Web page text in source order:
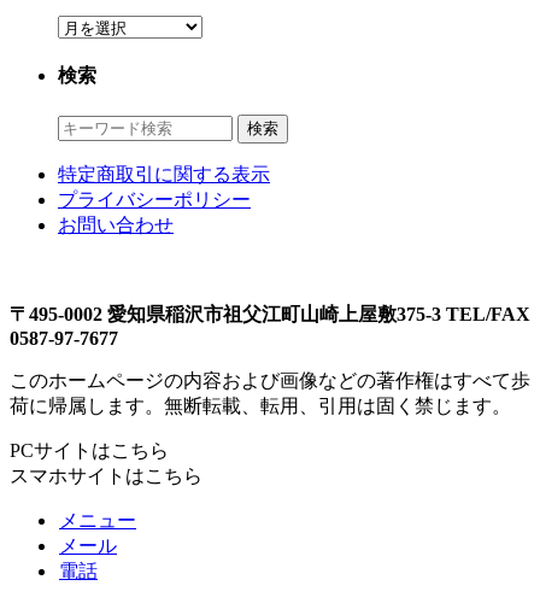
ア
カ
ブ
検索
特定商取引に関する表示
プライバシーポリシー
お問い合わせ
〒495-0002 愛知県稲沢市祖父江町山崎上屋敷375-3 TEL/FAX
0587-97-7677
このホームページの内容および画像などの著作権はすべて歩
荷に帰属します。無断転載、転用、引用は固く禁じます。
PCサイトはこちら
スマホサイトはこちら
メニュー
メール
電話